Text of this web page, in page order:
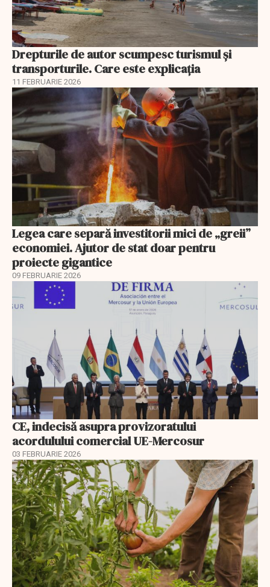
Drepturile de autor scumpesc turismul și
transporturile. Care este explicația
11 FEBRUARIE 2026
Legea care separă investitorii mici de „greii”
economiei. Ajutor de stat doar pentru
proiecte gigantice
09 FEBRUARIE 2026
CE, indecisă asupra provizoratului
acordulului comercial UE-Mercosur
03 FEBRUARIE 2026